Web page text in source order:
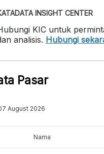
INSIGHT CENTER
KIC untuk
analisis. Hubungi
Pasar
August 2026
Nama